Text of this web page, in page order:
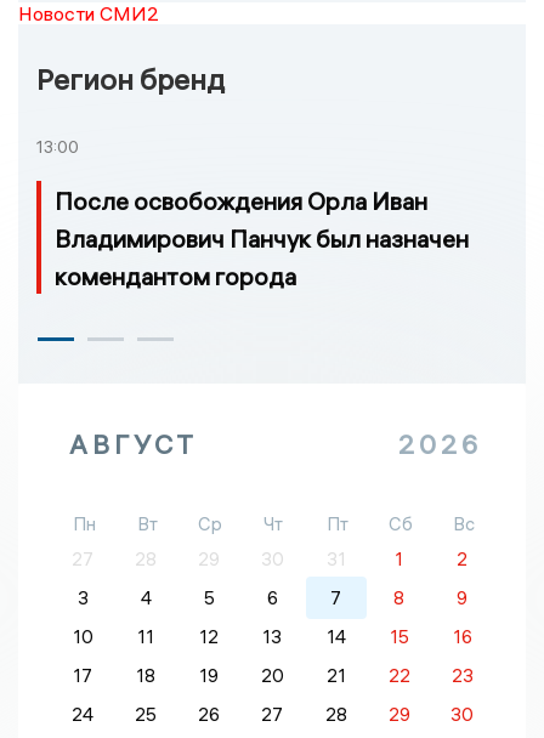
Новости СМИ2
Регион бренд
13:00
После освобождения Орла Иван
Владимирович Панчук был назначен
комендантом города
АВГУСТ 2026
Пн Вт Ср Чт Пт Сб
Вс
27
28 29 30 31 1
2
3
4 5 6 7 8
9
10
11 12 13 14 15
16
17
18 19 20 21 22
23
24
25 26 27 28 29
30